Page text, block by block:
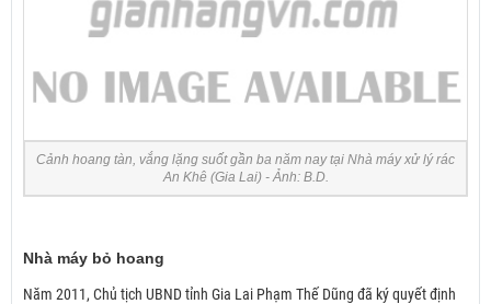
Cảnh hoang tàn, vắng lặng suốt gần ba năm nay tại Nhà máy xử lý rác
An Khê (Gia Lai) - Ảnh: B.D.
Nhà máy bỏ hoang
Năm 2011, Chủ tịch UBND tỉnh Gia Lai Phạm Thế Dũng đã ký quyết định